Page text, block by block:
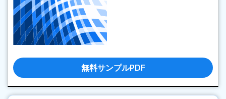
無料サンプルPDF